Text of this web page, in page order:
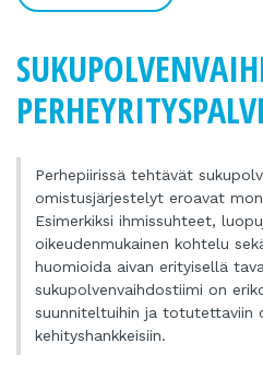
Perhepiirissä tehtävät
omistusjärjestelyt eroavat
Esimerkiksi ihmissuhteet,
oikeudenmukainen kohtelu
huomioida aivan erityisellä
sukupolvenvaihdostiimi on
suunniteltuihin ja totutettaviin
kehityshankkeisiin.